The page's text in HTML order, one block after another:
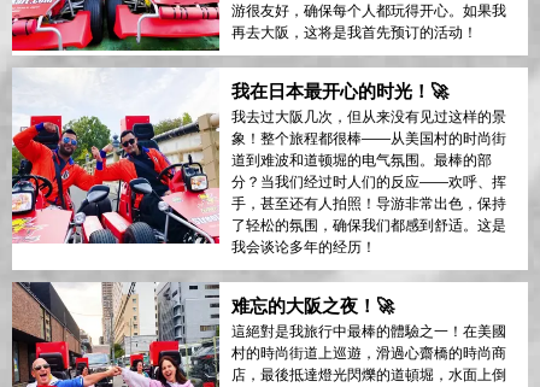
游很友好，确保每个人都玩得开心。如果我
再去大阪，这将是我首先预订的活动！
我在日本最开心的时光！🚀
我去过大阪几次，但从来没有见过这样的景
象！整个旅程都很棒——从美国村的时尚街
道到难波和道顿堀的电气氛围。最棒的部
分？当我们经过时人们的反应——欢呼、挥
手，甚至还有人拍照！导游非常出色，保持
了轻松的氛围，确保我们都感到舒适。这是
我会谈论多年的经历！
难忘的大阪之夜！🚀
這絕對是我旅行中最棒的體驗之一！在美國
村的時尚街道上巡遊，滑過心齋橋的時尚商
店，最後抵達燈光閃爍的道頓堀，水面上倒